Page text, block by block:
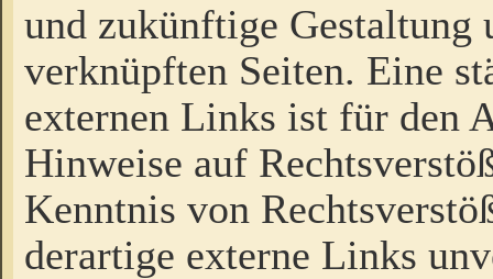
und zukünftige Gestaltung
verknüpften Seiten. Eine
externen Links ist für den
Hinweise auf
Kenntnis von
derartige externe Links